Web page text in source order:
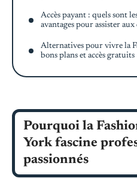
Accès payant : quels sont
avantages pour assister aux
Alternatives pour vivre la
bons plans et accès gratuits
Pourquoi la
York fascine
passionnés